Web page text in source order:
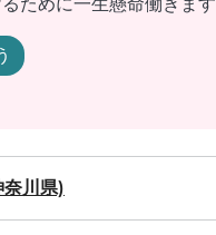
川県)